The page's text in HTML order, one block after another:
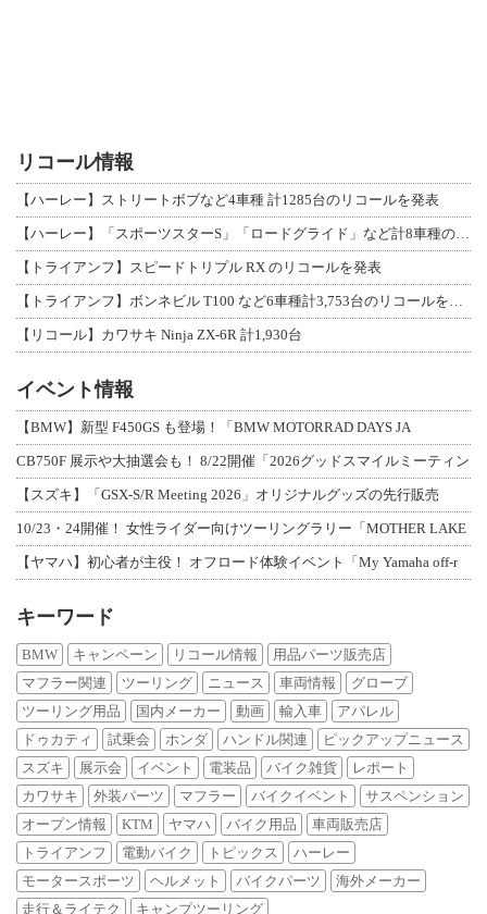
リコール情報
【ハーレー】ストリートボブなど4車種 計1285台のリコールを発表
【ハーレー】「スポーツスターS」「ロードグライド」など計8車種のリコールを発表
【トライアンフ】スピードトリプル RX のリコールを発表
【トライアンフ】ボンネビル T100 など6車種計3,753台のリコールを発表
【リコール】カワサキ Ninja ZX-6R 計1,930台
イベント情報
【BMW】新型 F450GS も登場！「BMW MOTORRAD DAYS JA
CB750F 展示や大抽選会も！ 8/22開催「2026グッドスマイルミーティン
【スズキ】「GSX-S/R Meeting 2026」オリジナルグッズの先行販売
10/23・24開催！ 女性ライダー向けツーリングラリー「MOTHER LAKE
【ヤマハ】初心者が主役！ オフロード体験イベント「My Yamaha off-r
キーワード
BMW キャンペーン リコール情報
用品パーツ販売店
マフラー関連
ツーリング ニュース 車両情報
グローブ
ツーリング用品
国内メーカー 動画 輸入車
アパレル
ドゥカティ
試乗会 ホンダ ハンドル関連
ピックアップニュース
スズキ
展示会 イベント 電装品 バイク雑貨
レポート
カワサキ
外装パーツ マフラー バイクイベント
サスペンション
オープン情報
KTM ヤマハ バイク用品
車両販売店
トライアンフ
電動バイク トピックス
ハーレー
モータースポーツ
ヘルメット バイクパーツ
海外メーカー
走行＆ライテク
キャンプツーリング